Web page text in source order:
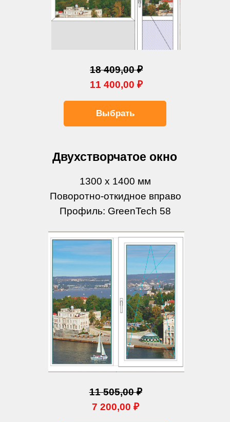
18 409,00 ₽
11 400,00 ₽
Двухстворчатое окно
1300 х 1400 мм
Поворотно-откидное вправо
Профиль: GreenTech 58
11 505,00 ₽
7 200,00 ₽
Выбрать